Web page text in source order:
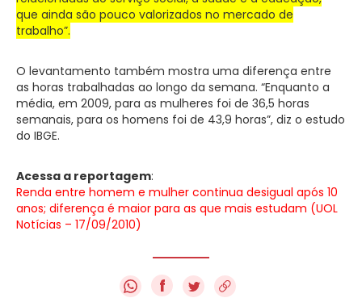
que ainda são pouco valorizados no mercado de
trabalho”.
O levantamento também mostra uma diferença entre
as horas trabalhadas ao longo da semana. “Enquanto a
média, em 2009, para as mulheres foi de 36,5 horas
semanais, para os homens foi de 43,9 horas”, diz o estudo
do IBGE.
Acessa a reportagem:
Renda entre homem e mulher continua desigual após 10
anos; diferença é maior para as que mais estudam (UOL
Notícias – 17/09/2010)
f